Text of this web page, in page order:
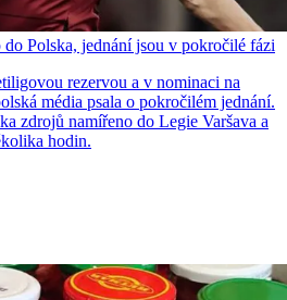
Polska, jednání jsou v pokročilé fázi
rezervou a v nominaci na
média psala o pokročilém jednání.
zdrojů namířeno do Legie Varšava a
hodin.